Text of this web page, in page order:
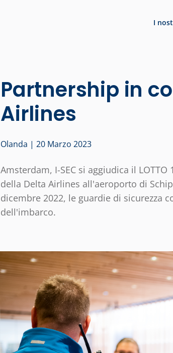
I
Partnership in
Airlines
Olanda | 20 Marzo 2023
Amsterdam, I-SEC si aggiudica il
della Delta Airlines all'aeroporto di
dicembre 2022, le guardie di sicurezza
dell'imbarco.